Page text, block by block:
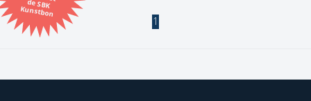
Kunstbon
Kunstenaar
1